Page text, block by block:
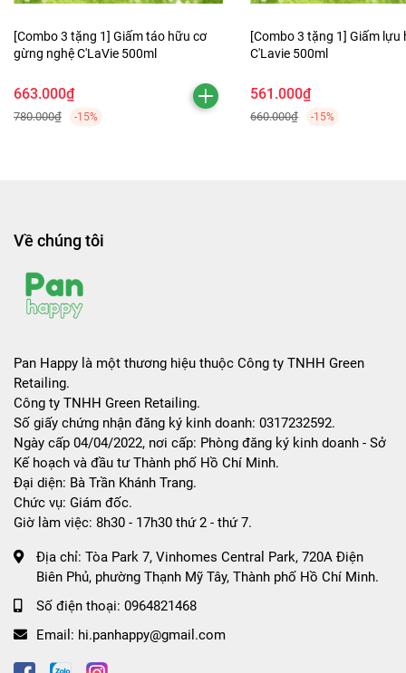
[Combo 3 tặng 1] Giấm táo hữu cơ
gừng nghệ C'LaVie 500ml
663.000₫
780.000₫ -15%
[Combo 3 tặng 1] Giấm lựu
C'Lavie 500ml
561.000₫
660.000₫ -15%
Về chúng tôi
Pan Happy là một thương hiệu thuộc Công ty TNHH Green
Retailing.
Công ty TNHH Green Retailing.
Số giấy chứng nhận đăng ký kinh doanh: 0317232592.
Ngày cấp 04/04/2022, nơi cấp: Phòng đăng ký kinh doanh - Sở
Kế hoạch và đầu tư Thành phố Hồ Chí Minh.
Đại diện: Bà Trần Khánh Trang.
Chức vụ: Giám đốc.
Giờ làm việc: 8h30 - 17h30 thứ 2 - thứ 7.
Địa chỉ: Tòa Park 7, Vinhomes Central Park, 720A Điện
Biên Phủ, phường Thạnh Mỹ Tây, Thành phố Hồ Chí Minh.
Số điện thoại: 0964821468
Email: hi.panhappy@gmail.com